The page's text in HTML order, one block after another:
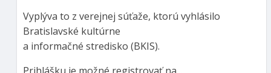
Vyplýva to z verejnej súťaže, ktorú vyhlásilo
Bratislavské kultúrne
a informačné stredisko (BKIS).